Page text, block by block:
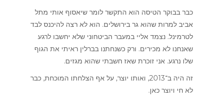
כבר בבוקר הטיסה הוא התקשר לומר שיאסוף אותי מתל
אביב למרות שהוא גר בירושלים. הוא לא רצה להיכנס לבד
לטרמינל. נצמד אליי במעבר הביטחוני שלא יחשבו לרגע
שאנחנו לא מכירים. ורק כשנחתנו בברלין ראיתי את הגוף
שלו נרגע. אני זוכרת שאז חשבתי שהוא מגזים.
זה היה ב־2013, ואותו יוצר, על אף הצלחתו המוכחת, כבר
לא חי ויוצר כאן.